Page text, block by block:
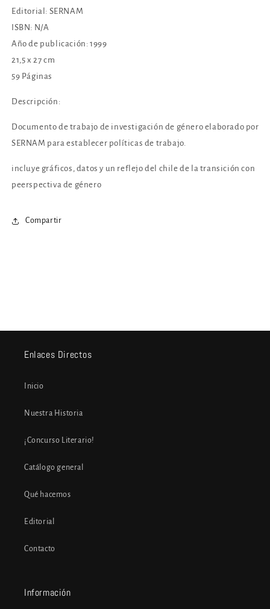
Editorial: SERNAM
ISBN: N/A
Año de publicación: 1999
21,5 x 27 cm
59 Páginas
Descripción:
Documento de trabajo de investigación de género elaborado por
SERNAM para establecer políticas de trabajo.
incluye gráficos, datos y un reflejo del chile de la transición con
peerspectiva de género
Compartir
Enlaces Directos
Inicio
Nuestra Historia
¡Concurso Literario!
Catálogo general
Qué hacemos
Editorial
Contacto
Información